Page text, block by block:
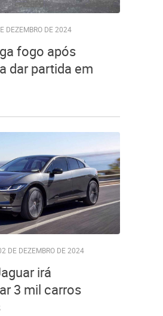
DEZEMBRO DE 2024
fogo após
dar partida em
DE DEZEMBRO DE 2024
irá
3 mil carros